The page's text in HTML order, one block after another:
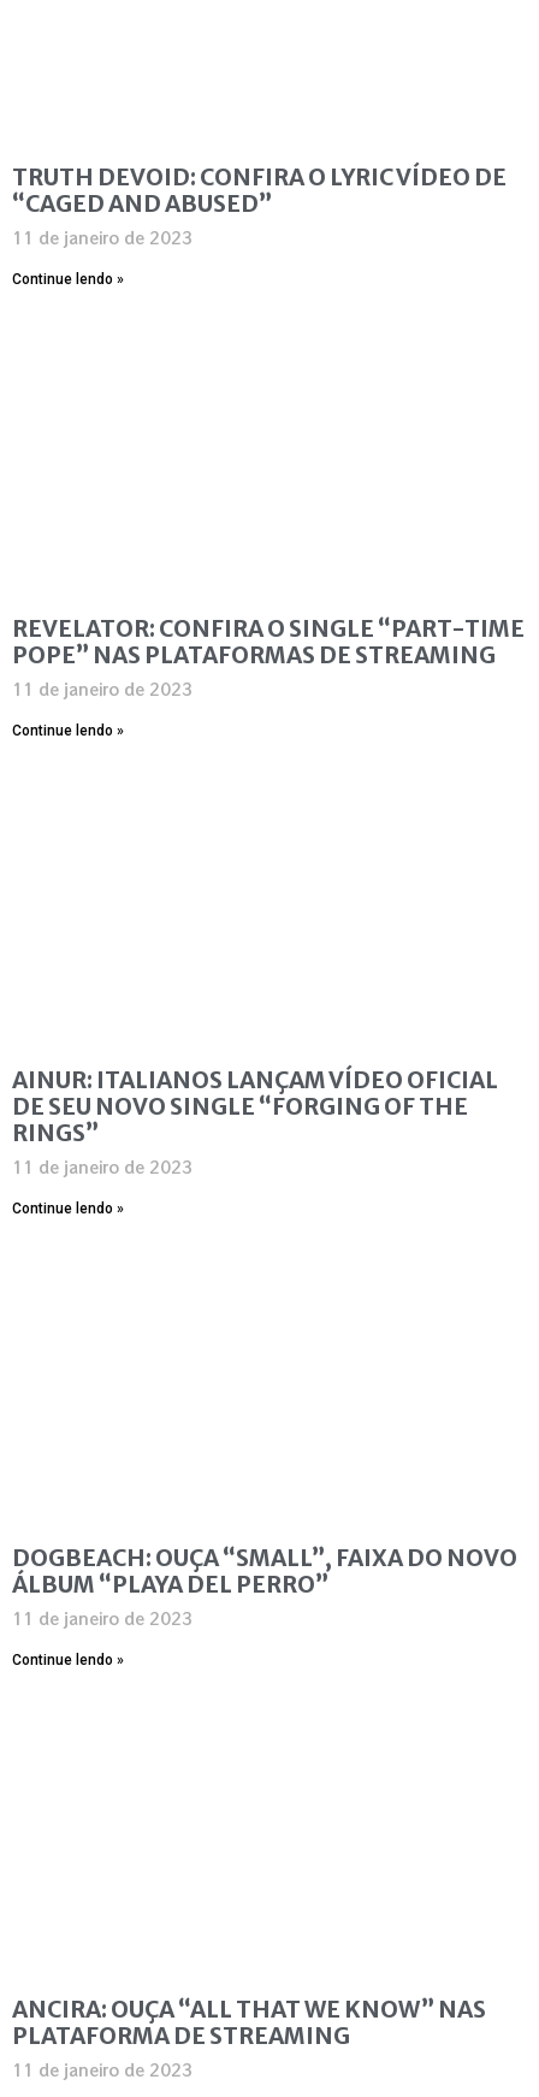
TRUTH DEVOID: CONFIRA O LYRIC VÍDEO DE
“CAGED AND ABUSED”
11 de janeiro de 2023
Continue lendo »
REVELATOR: CONFIRA O SINGLE “PART-TIME
POPE” NAS PLATAFORMAS DE STREAMING
11 de janeiro de 2023
Continue lendo »
AINUR: ITALIANOS LANÇAM VÍDEO OFICIAL
DE SEU NOVO SINGLE “FORGING OF THE
RINGS”
11 de janeiro de 2023
Continue lendo »
DOGBEACH: OUÇA “SMALL”, FAIXA DO NOVO
ÁLBUM “PLAYA DEL PERRO”
11 de janeiro de 2023
Continue lendo »
ANCIRA: OUÇA “ALL THAT WE KNOW” NAS
PLATAFORMA DE STREAMING
11 de janeiro de 2023